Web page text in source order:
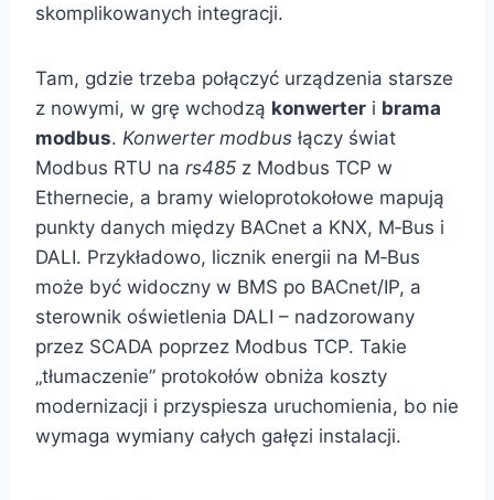
skomplikowanych integracji.
Tam, gdzie trzeba połączyć urządzenia starsze
z nowymi, w grę wchodzą konwerter i brama
modbus. Konwerter modbus łączy świat
Modbus RTU na rs485 z Modbus TCP w
Ethernecie, a bramy wieloprotokołowe mapują
punkty danych między BACnet a KNX, M‑Bus i
DALI. Przykładowo, licznik energii na M‑Bus
może być widoczny w BMS po BACnet/IP, a
sterownik oświetlenia DALI – nadzorowany
przez SCADA poprzez Modbus TCP. Takie
„tłumaczenie” protokołów obniża koszty
modernizacji i przyspiesza uruchomienia, bo nie
wymaga wymiany całych gałęzi instalacji.